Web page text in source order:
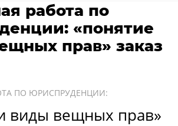
работа по
«понятие
прав» заказ
ПО ЮРИСПРУДЕНЦИИ:
виды вещных прав»